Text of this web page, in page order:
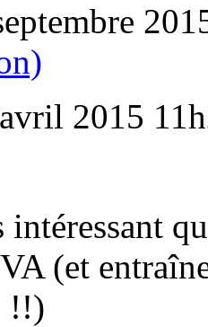
2015
intéressant
(et
!!)